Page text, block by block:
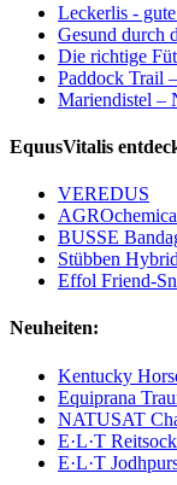
Leckerlis -
Gesund durch
Die richtige
Paddock Trail
Mariendistel –
EquusVitalis
VEREDUS
BUSSE
Stübben
Effol Friend-
Neuheiten:
Kentucky
Equiprana
NATUSAT
E·L·T
E·L·T